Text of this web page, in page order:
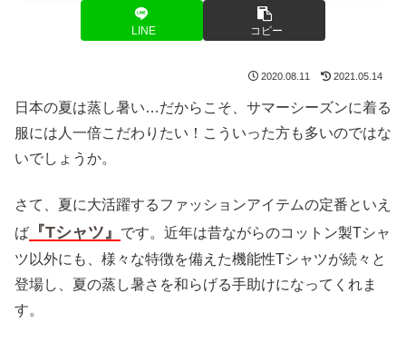
LINE コピー
2020.08.11 2021.05.14
日本の夏は蒸し暑い…だからこそ、サマーシーズンに着る
服には人一倍こだわりたい！こういった方も多いのではな
いでしょうか。
さて、夏に大活躍するファッションアイテムの定番といえ
ば 『Tシャツ』
です。近年は昔ながらのコットン製Tシャ
ツ以外にも、様々な特徴を備えた機能性Tシャツが続々と
登場し、夏の蒸し暑さを和らげる手助けになってくれま
す。